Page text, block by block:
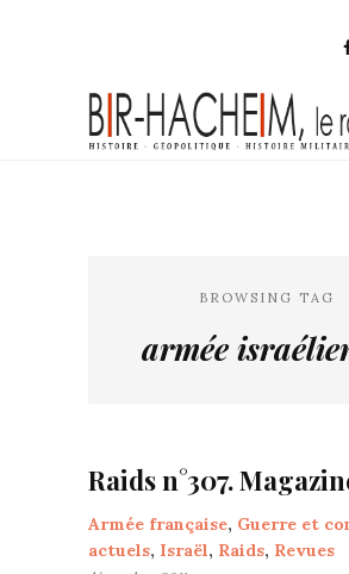
BROWSING TAG
armée
Raids n°307.
Armée française, Guerre et
actuels, Israël, Raids, Revues